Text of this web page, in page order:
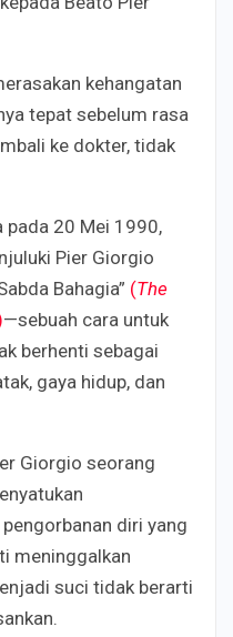
kehangatan
tepat sebelum rasa
ke dokter, tidak
pada 20 Mei 1990,
Pier Giorgio
Bahagia” (The
—sebuah cara untuk
berhenti sebagai
gaya hidup, dan
Giorgio seorang
diri yang
meninggalkan
suci tidak berarti